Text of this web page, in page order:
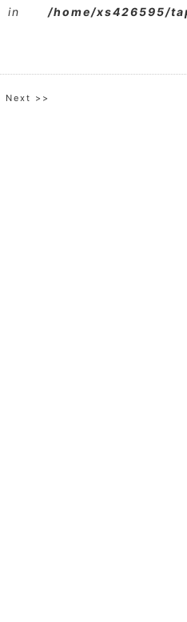
in /home/xs426595/
Next >>